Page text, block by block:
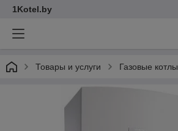
1Kotel.by
Товары и услуги Газовые